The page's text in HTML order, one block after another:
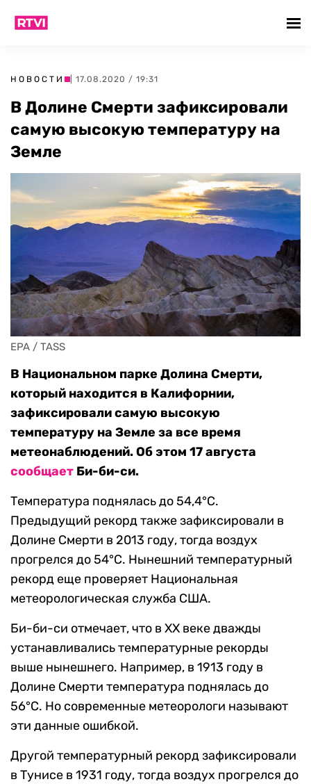
НОВОСТИ | 17.08.2020 / 19:31
В Долине Смерти зафиксировали
самую высокую температуру на
Земле
EPA / TASS
В Национальном парке Долина Смерти,
который находится в Калифорнии,
зафиксировали самую высокую
температуру на Земле за все время
метеонаблюдений. Об этом 17 августа
сообщает Би-би-си.
Температура поднялась до 54,4°C.
Предыдущий рекорд также зафиксировали в
Долине Смерти в 2013 году, тогда воздух
прогрелся до 54°C. Нынешний температурный
рекорд еще проверяет Национальная
метеорологическая служба США.
Би-би-си отмечает, что в XX веке дважды
устанавливались температурные рекорды
выше нынешнего. Например, в 1913 году в
Долине Смерти температура поднялась до
56°C. Но современные метеорологи называют
эти данные ошибкой.
Другой температурный рекорд зафиксировали
в Тунисе в 1931 году, тогда воздух прогрелся до